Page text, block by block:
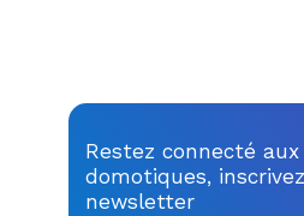
Restez connecté
domotiques,
newsletter